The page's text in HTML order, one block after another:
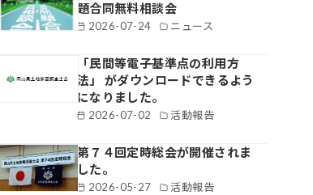
2026-07-24 ニュース
題合同無料相談会
2026-07-02 活動報告
「民間等電子基準点の利用方
法」 がダウンロードできるよう
になりました。
2026-05-27 活動報告
第７４回定時総会が開催されま
した。